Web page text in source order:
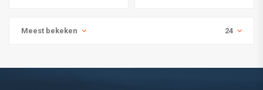
Meest bekeken 24